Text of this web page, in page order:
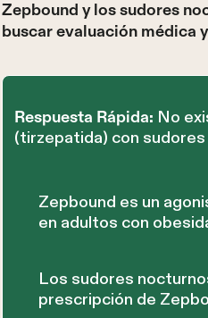
Zepbound y los sudores
buscar evaluación médica
Respuesta Rápida: No
(tirzepatida) con
Zepbound es un
en adultos con
Los sudores
prescripción de